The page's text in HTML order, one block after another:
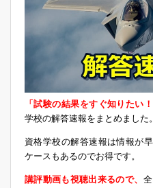
「試験の結果をすぐ知りたい！
学校の解答速報をまとめました。
資格学校の解答速報は情報が
ケースもあるのでお得です。
講評動画も視聴出来るので、